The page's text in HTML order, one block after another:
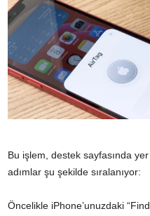
Bu işlem, destek sayfasında
adımlar şu şekilde sıralanıyor:
Öncelikle iPhone’unuzdaki